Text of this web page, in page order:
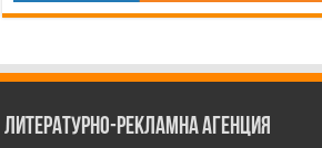
Литературно-рекламна агенция